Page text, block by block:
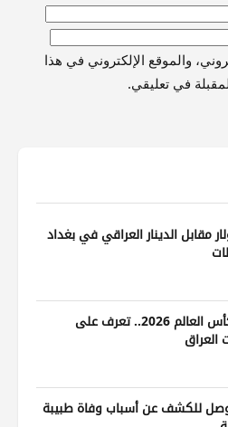
والموقع الإلكتروني في هذا
في تعليقي.
مقابل الدينار العراقي في بغداد
من ودية الأربعاء إلى كأس العالم 2026.. تعرف على
العراق
للكشف عن أسباب وفاة طبيبة